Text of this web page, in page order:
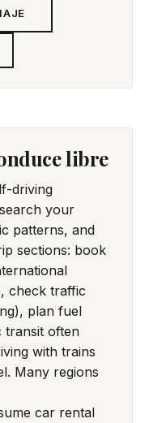
libre
driving
your
patterns, and
sections: book
check traffic
plan fuel
transit often
with trains
Many regions
car rental